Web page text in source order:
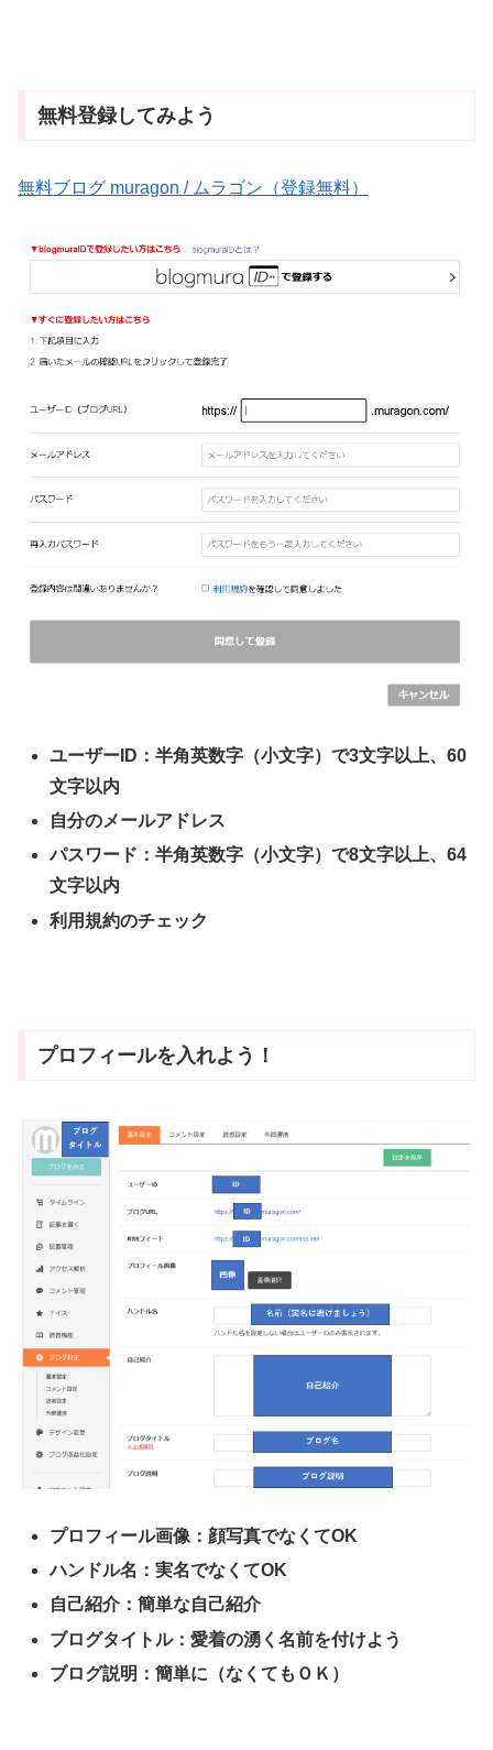
無料登録してみよう
無料ブログ muragon / ムラゴン（登録無料）
ユーザーID：半角英数字（小文字）で3文字以上、60
文字以内
自分のメールアドレス
パスワード：半角英数字（小文字）で8文字以上、64
文字以内
利用規約のチェック
プロフィールを入れよう！
プロフィール画像：顔写真でなくてOK
ハンドル名：実名でなくてOK
自己紹介：簡単な自己紹介
ブログタイトル：愛着の湧く名前を付けよう
ブログ説明：簡単に（なくてもＯＫ）